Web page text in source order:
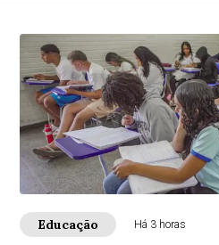
Educação Há 3 horas